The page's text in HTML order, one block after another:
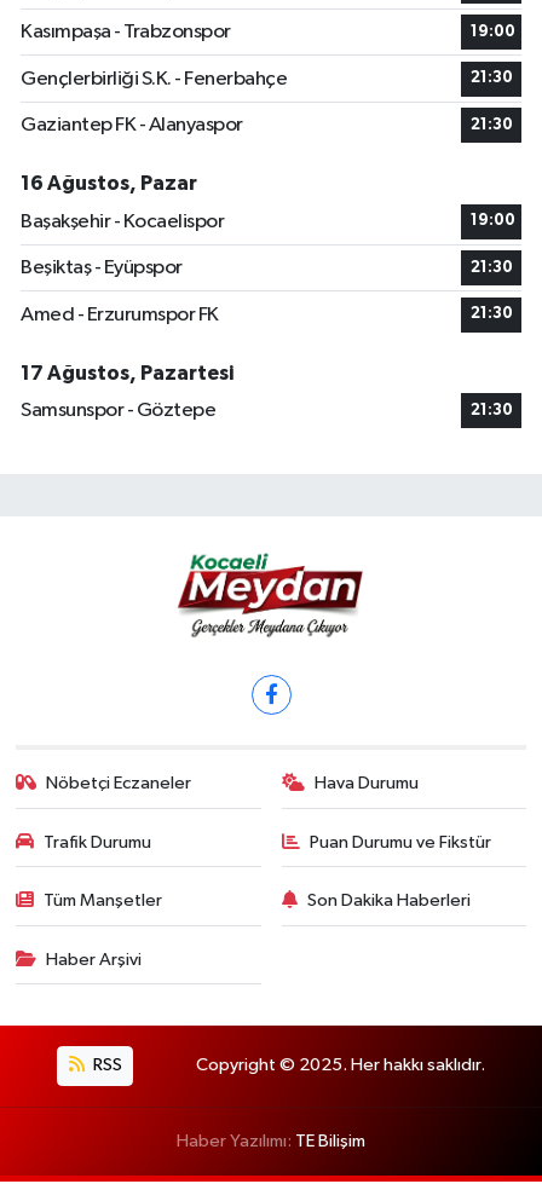
Kasımpaşa - Trabzonspor 19:00
Gençlerbirliği S.K. - Fenerbahçe 21:30
Gaziantep FK - Alanyaspor 21:30
16 Ağustos, Pazar
Başakşehir - Kocaelispor
19:00
Beşiktaş - Eyüpspor 21:30
Amed - Erzurumspor FK 21:30
17 Ağustos, Pazartesi
Samsunspor - Göztepe
21:30
Nöbetçi Eczaneler Hava Durumu
Trafik Durumu Puan Durumu ve Fikstür
Tüm Manşetler Son Dakika Haberleri
Haber Arşivi
RSS Copyright © 2025. Her hakkı saklıdır.
Haber Yazılımı: TE Bilişim